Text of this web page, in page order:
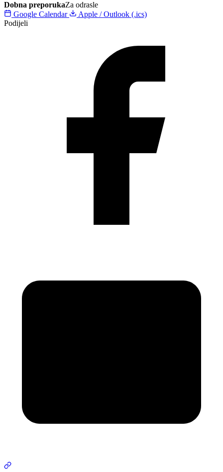
Dobna preporukaZa odrasle
Google Calendar
Apple / Outlook (.ics)
Podijeli